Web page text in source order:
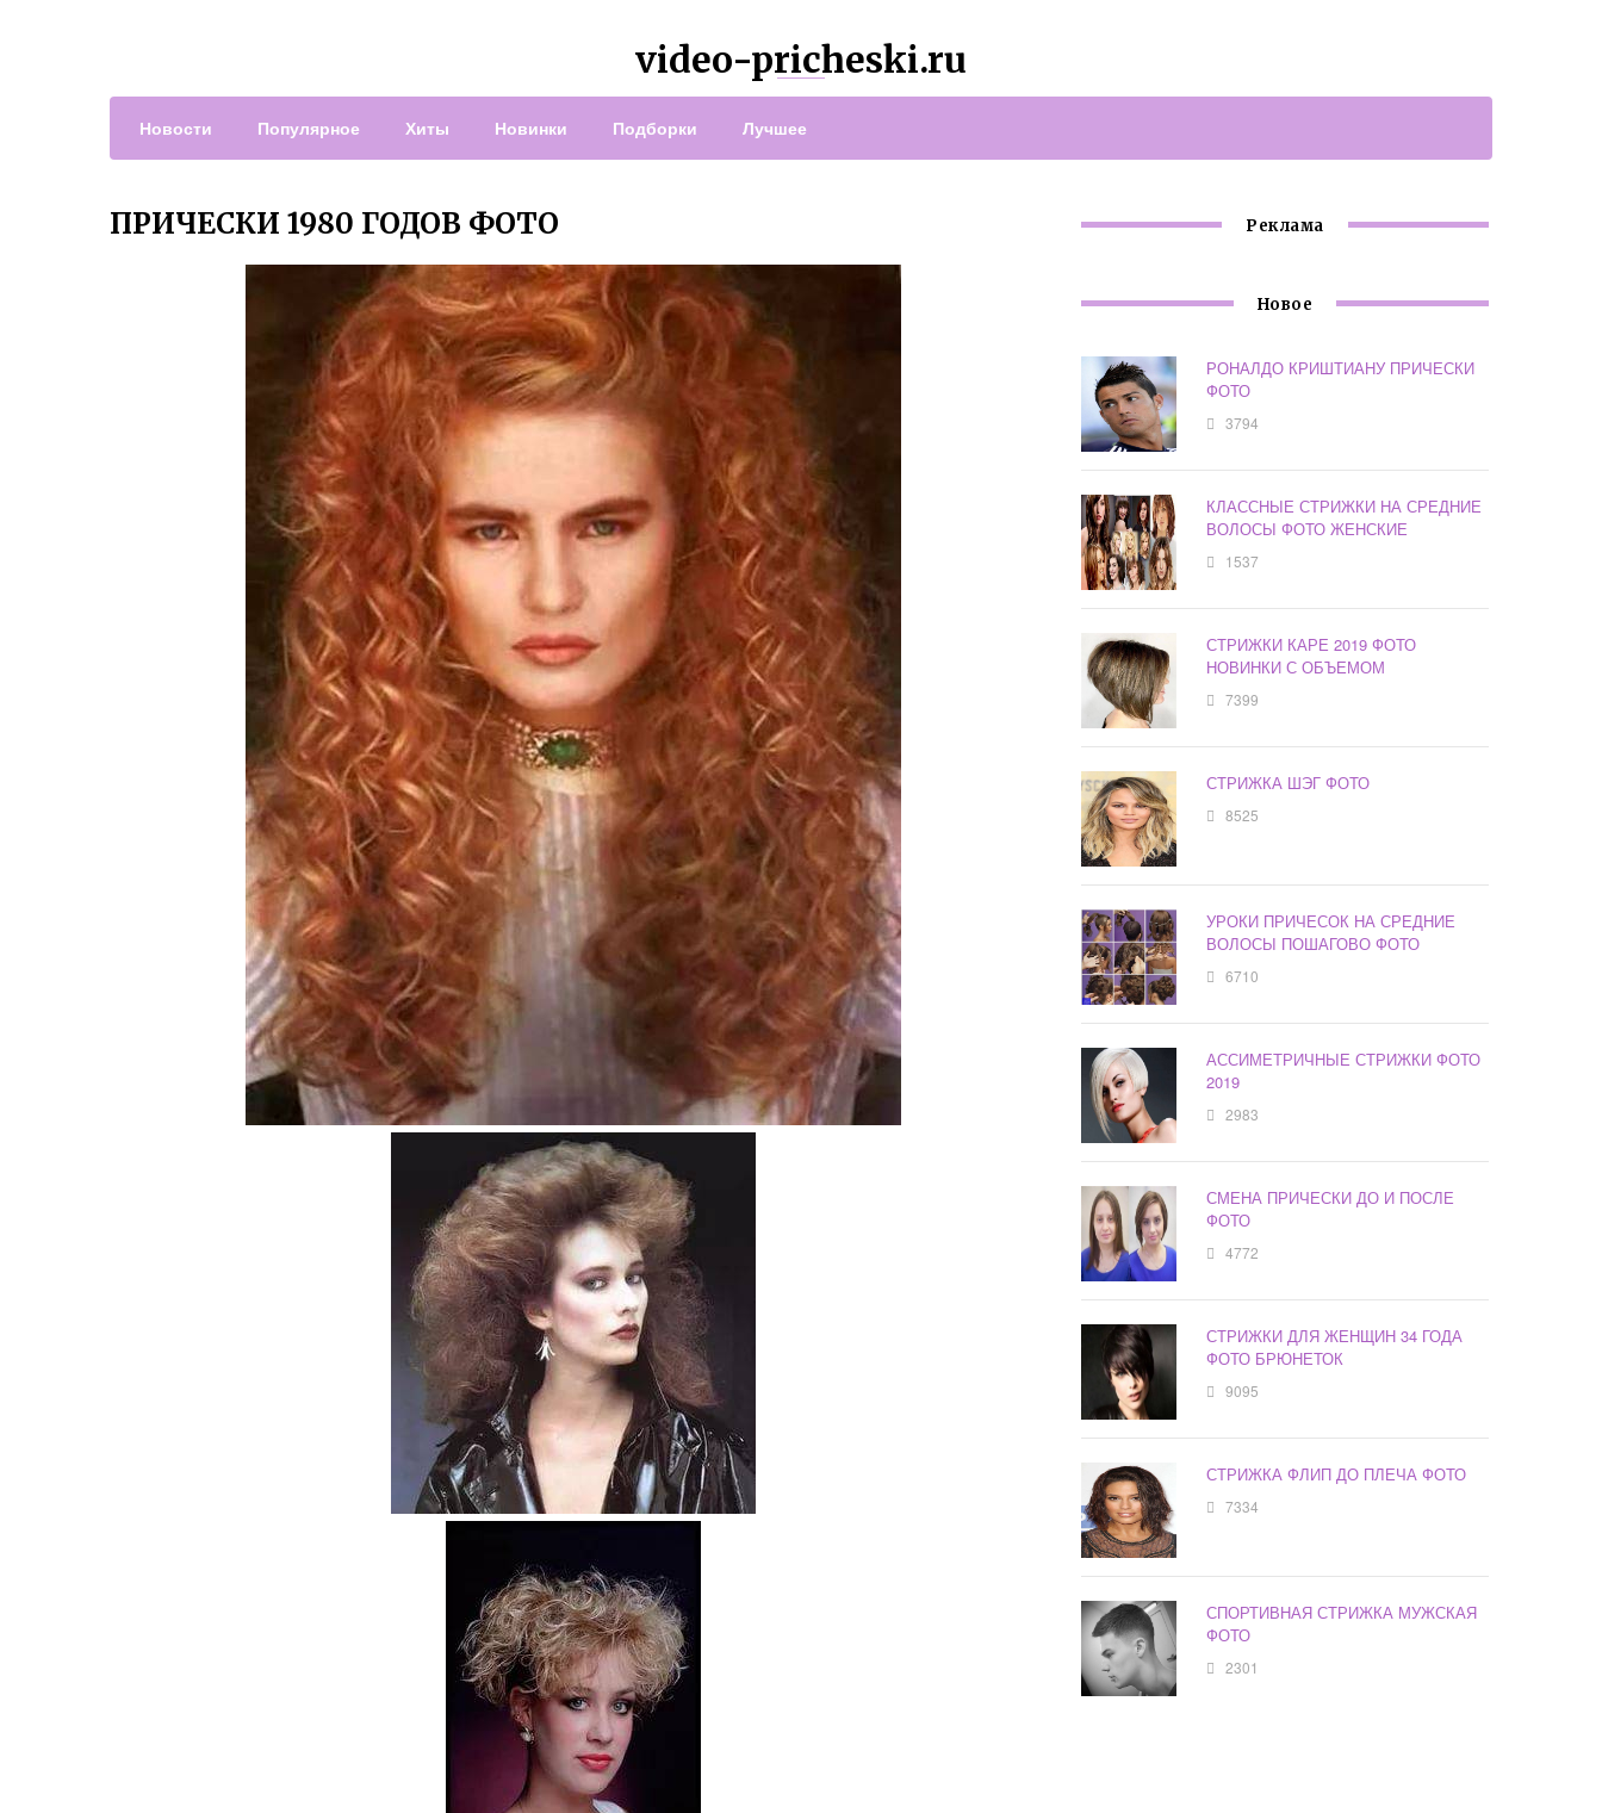
video-pricheski.ru
Новости Популярное Хиты Новинки Подборки Лучшее
ПРИЧЕСКИ 1980 ГОДОВ ФОТО Реклама
Новое
РОНАЛДО КРИШТИАНУ ПРИЧЕСКИ
ФОТО
3794
КЛАССНЫЕ СТРИЖКИ НА СРЕДНИЕ
ВОЛОСЫ ФОТО ЖЕНСКИЕ
1537
СТРИЖКИ КАРЕ 2019 ФОТО
НОВИНКИ С ОБЪЕМОМ
7399
СТРИЖКА ШЭГ ФОТО
8525
УРОКИ ПРИЧЕСОК НА СРЕДНИЕ
ВОЛОСЫ ПОШАГОВО ФОТО
6710
АССИМЕТРИЧНЫЕ СТРИЖКИ ФОТО
2019
2983
СМЕНА ПРИЧЕСКИ ДО И ПОСЛЕ
ФОТО
4772
СТРИЖКИ ДЛЯ ЖЕНЩИН 34 ГОДА
ФОТО БРЮНЕТОК
9095
СТРИЖКА ФЛИП ДО ПЛЕЧА ФОТО
7334
СПОРТИВНАЯ СТРИЖКА МУЖСКАЯ
ФОТО
2301